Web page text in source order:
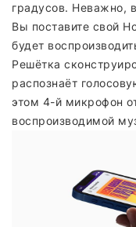
градусов. Неважно,
Вы поставите свой
будет
Решётка
распознаёт
этом 4-й микрофон
воспроизводимой